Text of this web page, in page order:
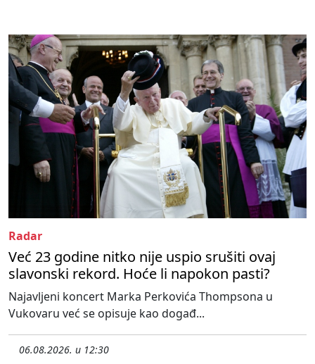
Radar
Već 23 godine nitko nije uspio srušiti ovaj
slavonski rekord. Hoće li napokon pasti?
Najavljeni koncert Marka Perkovića Thompsona u
Vukovaru već se opisuje kao događ...
06.08.2026. u 12:30